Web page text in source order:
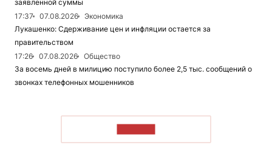
заявленной суммы
17:37
07.08.2026
Экономика
Лукашенко: Сдерживание цен и инфляции остается за
правительством
17:26
07.08.2026
Общество
За восемь дней в милицию поступило более 2,5 тыс. сообщений о
звонках телефонных мошенников